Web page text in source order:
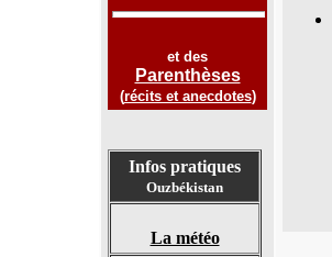
et des
Parenthèses
(récits et anecdotes)
Infos pratiques
Ouzbékistan
La météo